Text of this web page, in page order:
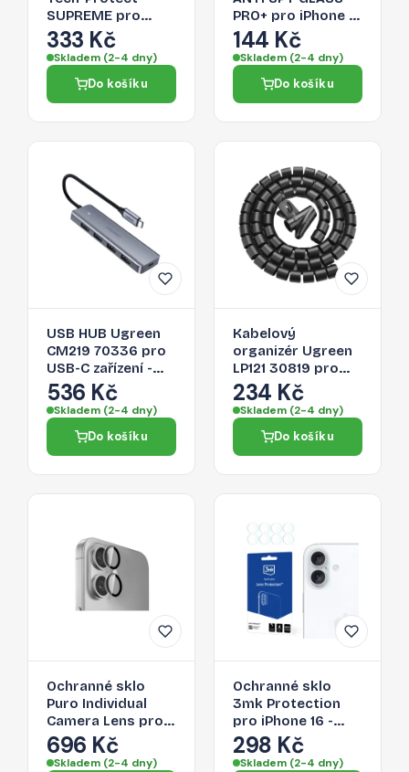
SUPREME pro
iPhone 16 -
transparent (3 ks.)
333 Kč
Skladem (2-4 dny)
Do košíku
PRO+ pro iPhone 16
- privacy (2 pack)
144 Kč
Skladem (2-4 dny)
Do košíku
USB HUB Ugreen
CM219 70336 pro
USB-C zařízení -
šedá
536 Kč
Skladem (2-4 dny)
Do košíku
Kabelový
organizér Ugreen
LP121 30819 pro
kabely - černá
234 Kč
Skladem (2-4 dny)
Do košíku
Ochranné sklo
Puro Individual
Camera Lens pro
iPhone 16 / iPhone
16 Plus - průhledné
696 Kč
Skladem (2-4 dny)
Ochranné sklo
3mk Protection
pro iPhone 16 -
lens protection
(kamera)
298 Kč
Skladem (2-4 dny)